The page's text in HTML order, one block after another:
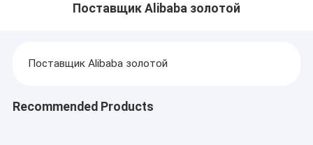
Поставщик Alibaba золотой
Поставщик Alibaba золотой
Recommended Products